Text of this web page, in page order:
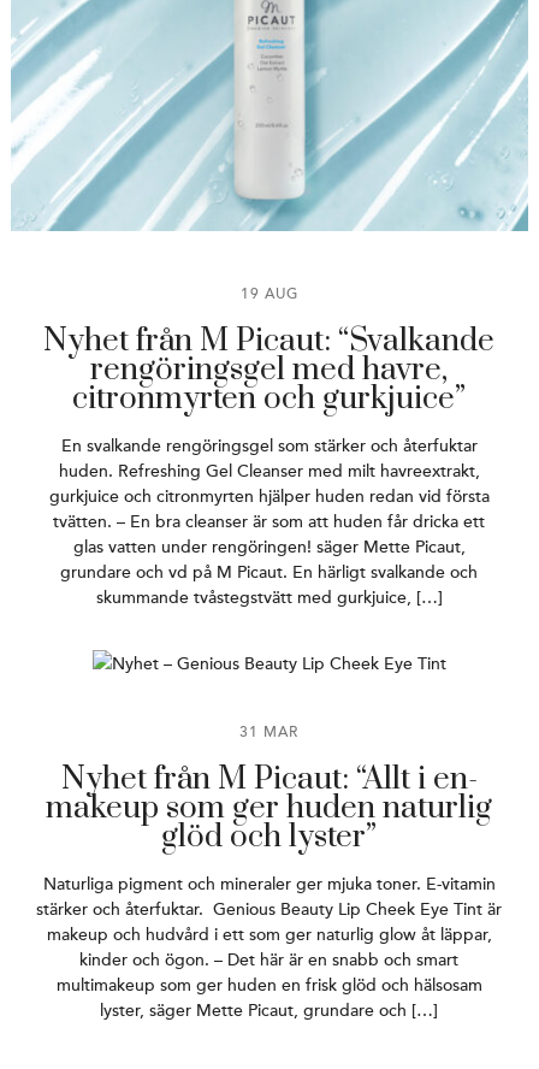
19 AUG
Nyhet från M Picaut: “Svalkande
rengöringsgel med havre,
citronmyrten och gurkjuice”
En svalkande rengöringsgel som stärker och återfuktar
huden. Refreshing Gel Cleanser med milt havreextrakt,
gurkjuice och citronmyrten hjälper huden redan vid första
tvätten. – En bra cleanser är som att huden får dricka ett
glas vatten under rengöringen! säger Mette Picaut,
grundare och vd på M Picaut. En härligt svalkande och
skummande tvåstegstvätt med gurkjuice, […]
31 MAR
Nyhet från M Picaut: “Allt i en-
makeup som ger huden naturlig
glöd och lyster”
Naturliga pigment och mineraler ger mjuka toner. E-vitamin
stärker och återfuktar. Genious Beauty Lip Cheek Eye Tint är
makeup och hudvård i ett som ger naturlig glow åt läppar,
kinder och ögon. – Det här är en snabb och smart
multimakeup som ger huden en frisk glöd och hälsosam
lyster, säger Mette Picaut, grundare och […]